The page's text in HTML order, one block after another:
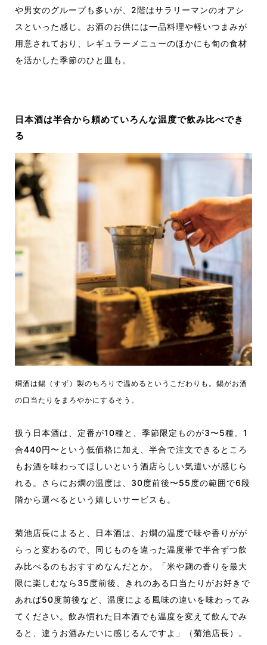
や男女のグループも多いが、2階はサラリーマンのオアシ
スといった感じ。お酒のお供には一品料理や軽いつまみが
用意されており、レギュラーメニューのほかにも旬の食材
を活かした季節のひと皿も。
日本酒は半合から頼めていろんな温度で飲み比べでき
る
燗酒は錫（すず） 製のちろりで温めるというこだわりも。錫がお酒
の口当たりをまろやかにするそう。
扱う日本酒は、定番が10種と、季節限定ものが3〜5種。1
合440円〜という低価格に加え、半合で注文できるところ
もお酒を味わってほしいという酒店らしい気遣いが感じら
れる。さらにお燗の温度は、30度前後〜55度の範囲で6段
階から選べるという嬉しいサービスも。
菊池店長によると、日本酒は、お燗の温度で味や香りがが
らっと変わるので、同じものを違った温度帯で半合ずつ飲
み比べるのもおすすめなんだとか。「米や麹の香りを最大
限に楽しむなら35度前後、きれのある口当たりがお好きで
あれば50度前後など、温度による風味の違いを味わってみ
てください。飲み慣れた日本酒でも温度を変えて飲んでみ
ると、違うお酒みたいに感じるんですよ」（菊池店長）。